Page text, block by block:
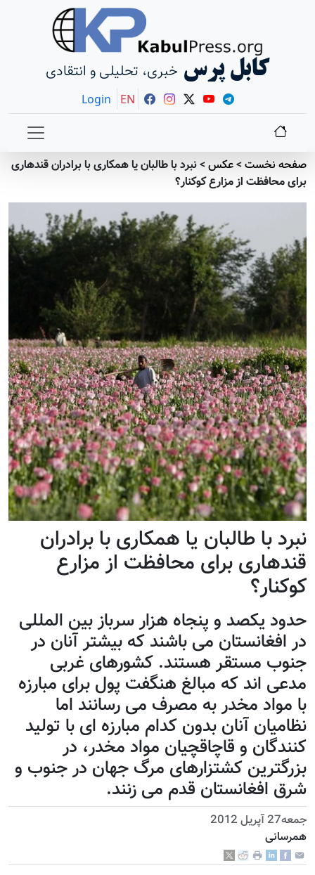
کابل پرس خبری، تحلیلی و انتقادی
Login EN
صفحه نخست>عکس>نبرد با طالبان یا همکاری با برادران قندهاری
برای محافظت از مزارع کوکنار؟
نبرد با طالبان یا همکاری با برادران
قندهاری برای محافظت از مزارع
کوکنار؟
حدود یکصد و پنجاه هزار سرباز بین المللی
در افغانستان می باشند که بیشتر آنان در
جنوب مستقر هستند. کشورهای غربی
مدعی اند که مبالغ هنگفت پول برای مبارزه
با مواد مخدر به مصرف می رسانند اما
نظامیان آنان بدون کدام مبارزه ای با تولید
کنندگان و قاچاقچیان مواد مخدر، در
بزرگترین کشتزارهای مرگ جهان در جنوب و
شرق افغانستان قدم می زنند.
جمعه27 آپریل 2012
همرسانی